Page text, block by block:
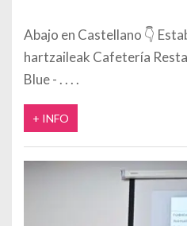
Abajo en Castellano 👇
hartzaileak Cafetería
Blue -
+ INFO